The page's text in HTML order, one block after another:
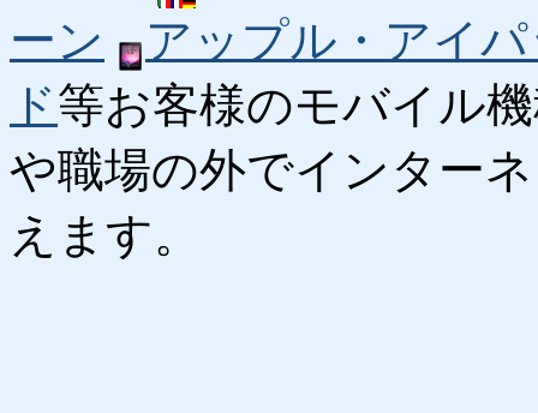
ーン
アップル・アイ
ド等お客様のモバイル
や職場の外でインター
えます。